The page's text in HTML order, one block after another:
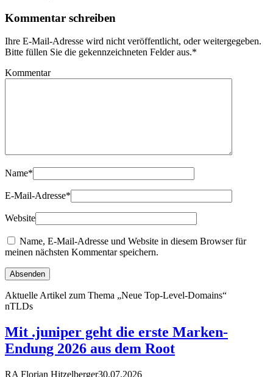
Kommentar schreiben
Ihre E-Mail-Adresse wird nicht veröffentlicht, oder weitergegeben.
Bitte füllen Sie die gekennzeichneten Felder aus.*
Kommentar
Name*
E-Mail-Adresse*
Website
Name, E-Mail-Adresse und Website in diesem Browser für
meinen nächsten Kommentar speichern.
Aktuelle Artikel zum Thema „Neue Top-Level-Domains“
nTLDs
Mit .juniper geht die erste Marken-
Endung 2026 aus dem Root
RA Florian Hitzelberger30.07.2026